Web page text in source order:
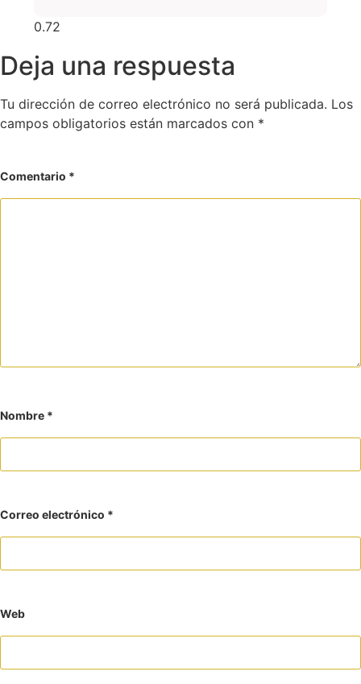
Deja una respuesta
Tu dirección de correo electrónico no será publicada. Los
campos obligatorios están marcados con *
Comentario *
Nombre *
Correo electrónico *
Web